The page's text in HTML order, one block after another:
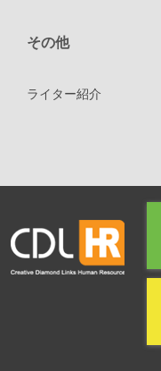
その他
ライター紹介